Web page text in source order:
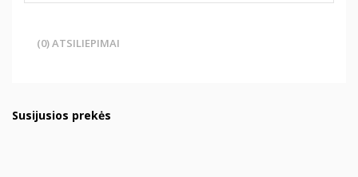
(0) ATSILIEPIMAI
Susijusios prekės